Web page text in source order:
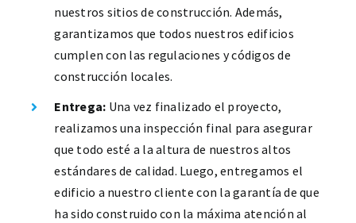
nuestros sitios de construcción. Además,
garantizamos que todos nuestros edificios
cumplen con las regulaciones y códigos de
construcción locales.
Entrega: Una vez finalizado el proyecto,
realizamos una inspección final para asegurar
que todo esté a la altura de nuestros altos
estándares de calidad. Luego, entregamos el
edificio a nuestro cliente con la garantía de que
ha sido construido con la máxima atención al